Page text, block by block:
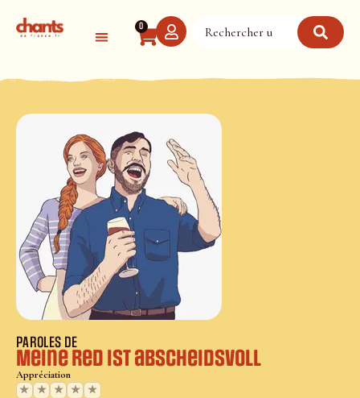
0
PAROLES DE
Meine Red ist abscheidsvoll
Appréciation
★
★ ★ ★ ★